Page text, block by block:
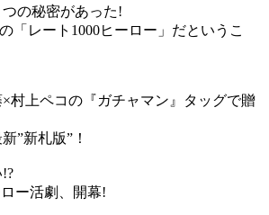
の秘密があった!
「レート1000ヒーロー」だというこ
村上ペコの『ガチャマン』タッグで贈
”新札版”！
ー活劇、開幕!